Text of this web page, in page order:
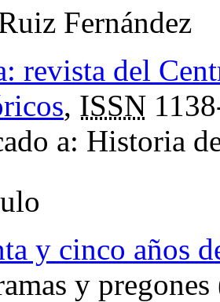
Fernández
revista del
, ISSN
a: Historia
y cinco años
y